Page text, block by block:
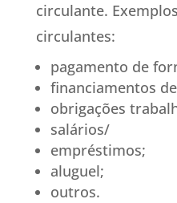
circulante.
circulantes:
pagamento de
financiamentos
obrigações
salários/
empréstimos;
aluguel;
outros.